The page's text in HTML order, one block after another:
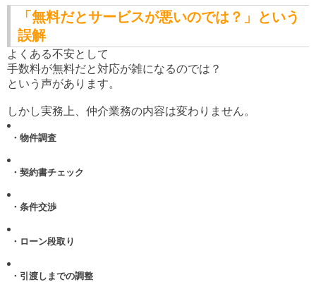
「無料だとサービスが悪いのでは？」という
誤解
よくある不安として
手数料が無料だと対応が雑になるのでは？
という声があります。
しかし実務上、仲介業務の内容は変わりません。
・物件調査
・契約書チェック
・条件交渉
・ローン段取り
・引渡しまでの調整